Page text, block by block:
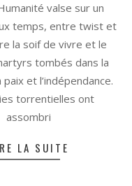
valse sur un
temps, entre twist et
la soif de vivre et le
tombés dans la
et l’indépendance.
torrentielles ont
assombri
LA SUITE